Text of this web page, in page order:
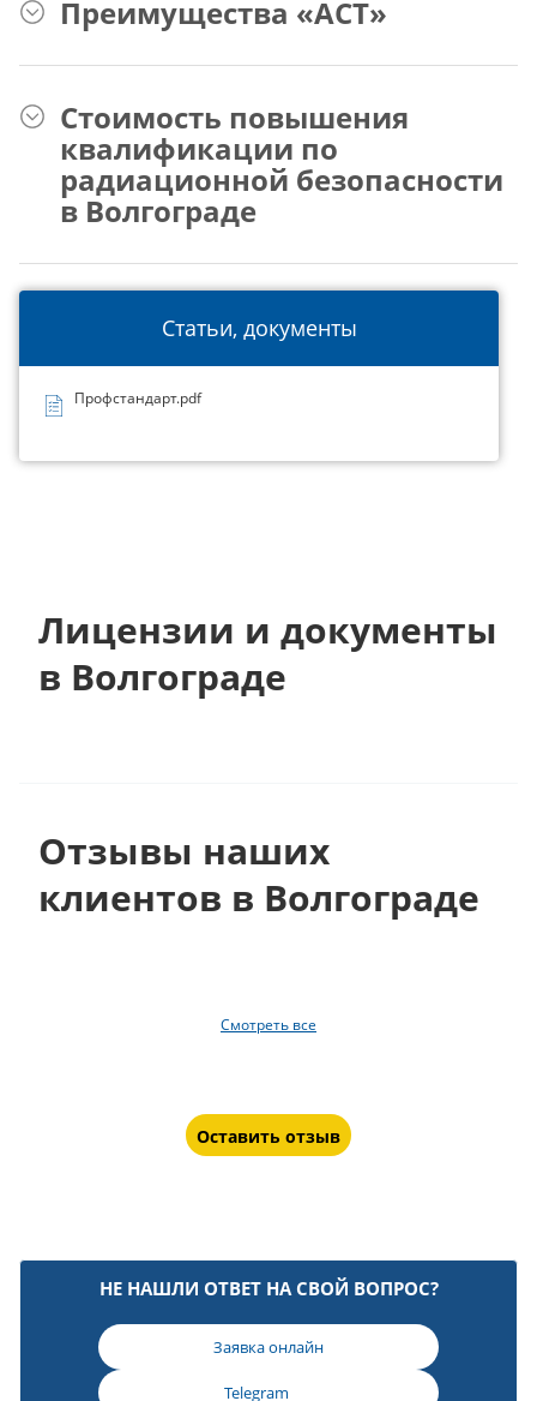
Статьи, документы
Профстандарт.pdf
Преимущества «АСТ»
Стоимость повышения
квалификации по
радиационной безопасности
в Волгограде
Лицензии и документы
в Волгограде
Отзывы наших
клиентов в Волгограде
Смотреть все
Оставить отзыв
НЕ НАШЛИ ОТВЕТ НА СВОЙ ВОПРОС?
Заявка онлайн
Telegram